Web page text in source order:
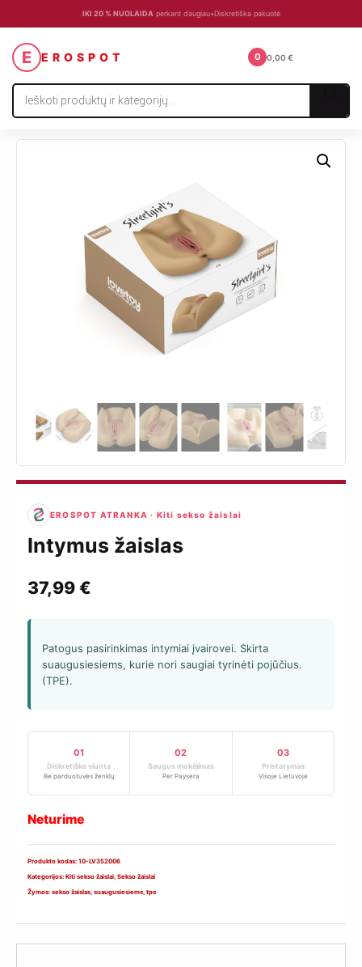
IKI 20 % NUOLAIDA perkant daugiau•Diskretiška pakuotė
E EROSPOT
Products
search
0 0,00 €
EROSPOT ATRANKA · Kiti sekso žaislai
Intymus žaislas
37,99€
Patogus pasirinkimas intymiai įvairovei. Skirta
suaugusiesiems, kurie nori saugiai tyrinėti pojūčius.
(TPE).
01
Diskretiška siunta
Be parduotuvės ženklų
02
Saugus mokėjimas
Per Paysera
03
Pristatymas
Visoje Lietuvoje
Neturime
Produkto kodas: 10-LV352006
Kategorijos: Kiti sekso žaislai Sekso žaislai
Žymos: sekso žaislas suaugusiesiems tpe